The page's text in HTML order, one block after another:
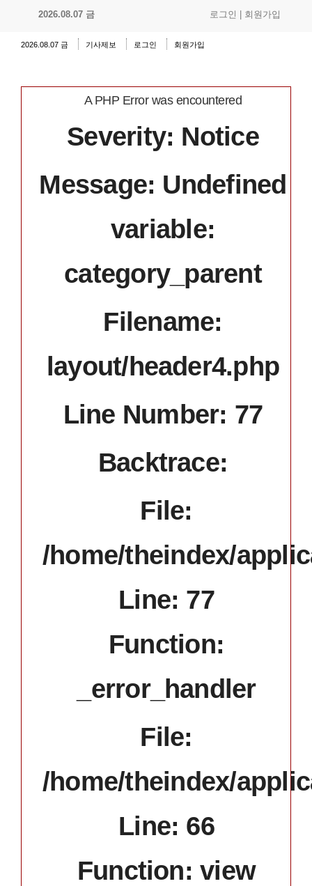
2026.08.07 금 로그인 회원가입
2026.08.07 금 기사제보 로그인 회원가입
A PHP Error was encountered
Severity: Notice
Message: Undefined
variable:
category_parent
Filename:
layout/header4.php
Line Number: 77
Backtrace:
File:
/home/theindex/
Line: 77
Function:
_error_handler
File:
/home/theindex/
Line: 66
Function: view